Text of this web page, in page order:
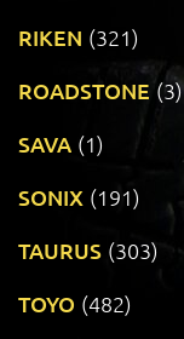
RIKEN (321)
ROADSTONE (3)
SAVA (1)
SONIX (191)
TAURUS (303)
TOYO (482)